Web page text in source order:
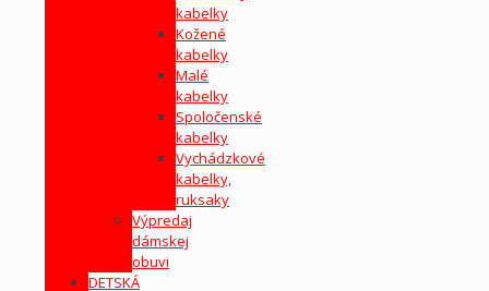
kabelky
Kožené
kabelky
Malé
kabelky
Spoločenské
kabelky
Vychádzkové
kabelky,
ruksaky
Výpredaj
dámskej
obuvi
DETSKÁ